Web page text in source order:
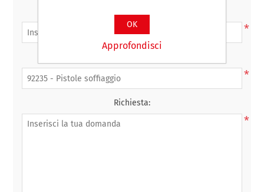
*
*
Richiesta:
*
OK
Approfondisci